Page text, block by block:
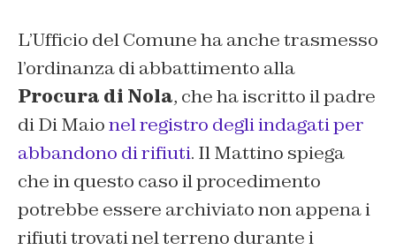
L’Ufficio del Comune ha anche trasmesso
l’ordinanza di abbattimento alla
Procura di Nola, che ha iscritto il padre
di Di Maionel registro degli indagati per
abbandono di rifiuti. Il Mattino spiega
che in questo caso il procedimento
potrebbe essere archiviato non appena i
rifiuti trovati nel terreno durante i